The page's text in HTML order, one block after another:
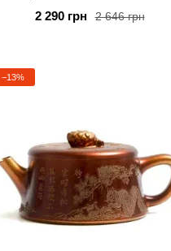
2 646 грн
2 290 грн
−13%